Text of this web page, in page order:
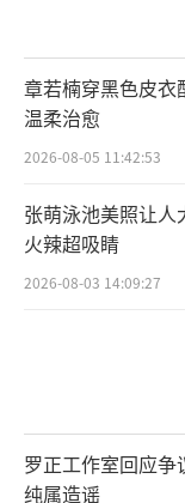
章若楠穿黑色皮衣
温柔治愈
2026-08-05 11:42:53
张萌泳池美照让
火辣超吸睛
2026-08-03 14:09:27
罗正工作室回应争
纯属造谣